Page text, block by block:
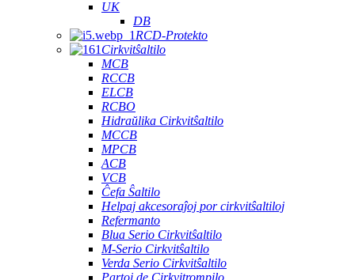
UK
DB
RCD-Protekto
Cirkvitŝaltilo
MCB
RCCB
ELCB
RCBO
Hidraŭlika Cirkvitŝaltilo
MCCB
MPCB
ACB
VCB
Ĉefa Ŝaltilo
Helpaj akcesoraĵoj por cirkvitŝaltiloj
Refermanto
Blua Serio Cirkvitŝaltilo
M-Serio Cirkvitŝaltilo
Verda Serio Cirkvitŝaltilo
Partoj de Cirkvitrompilo